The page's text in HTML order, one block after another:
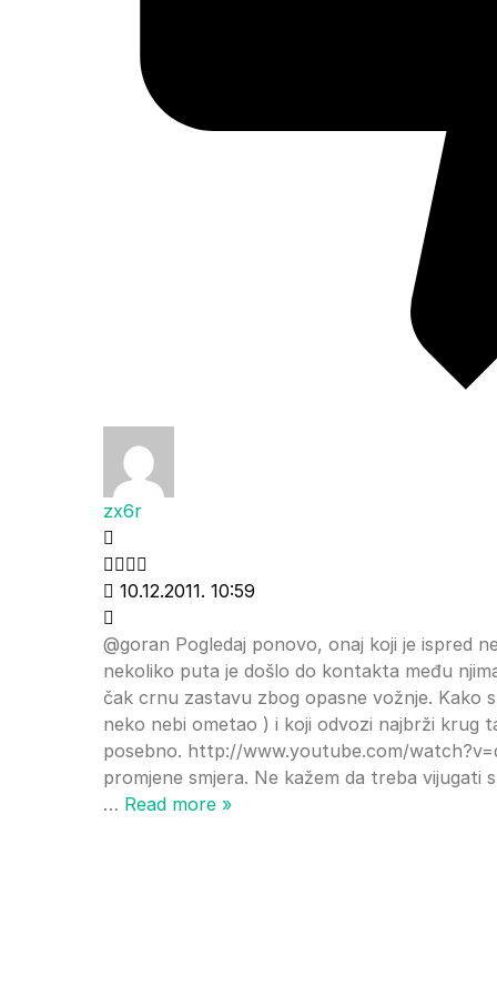
zx6r
10.12.2011. 10:59
@goran Pogledaj ponovo, onaj koji je ispred
nekoliko puta je došlo do kontakta među
čak crnu zastavu zbog opasne vožnje. Kako
neko nebi ometao ) i koji odvozi najbrži krug
posebno. http://www.youtube.com/
promjene smjera. Ne kažem da treba
… Read more »